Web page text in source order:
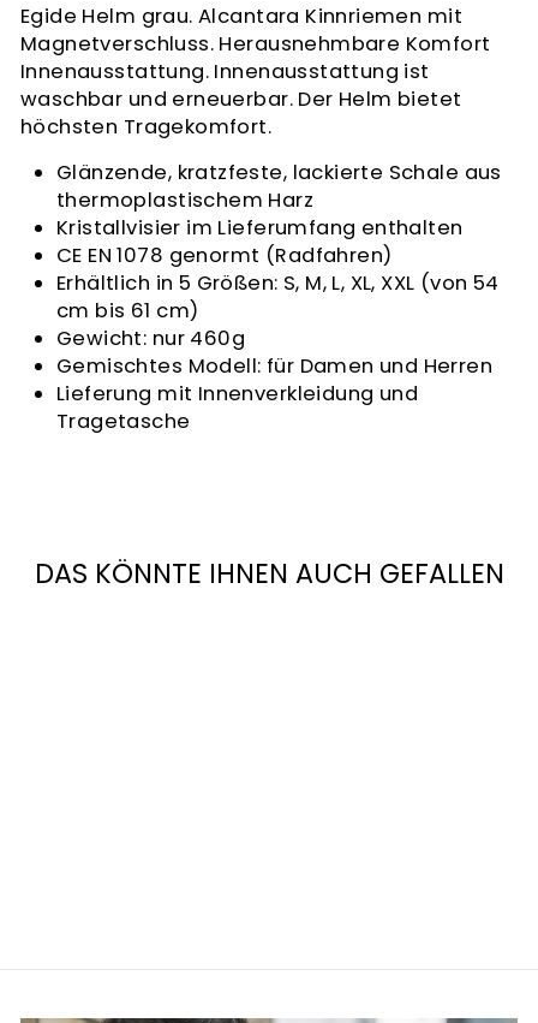
Egide Helm grau. Alcantara Kinnriemen mit
Magnetverschluss. Herausnehmbare Komfort
Innenausstattung. Innenausstattung ist
waschbar und erneuerbar. Der Helm bietet
höchsten Tragekomfort.
Glänzende, kratzfeste, lackierte Schale aus
thermoplastischem Harz
Kristallvisier im Lieferumfang enthalten
CE EN 1078 genormt (Radfahren)
Erhältlich in 5 Größen: S, M, L, XL, XXL (von 54
cm bis 61 cm)
Gewicht: nur 460g
Gemischtes Modell: für Damen und Herren
Lieferung mit Innenverkleidung und
Tragetasche
DAS KÖNNTE IHNEN AUCH GEFALLEN